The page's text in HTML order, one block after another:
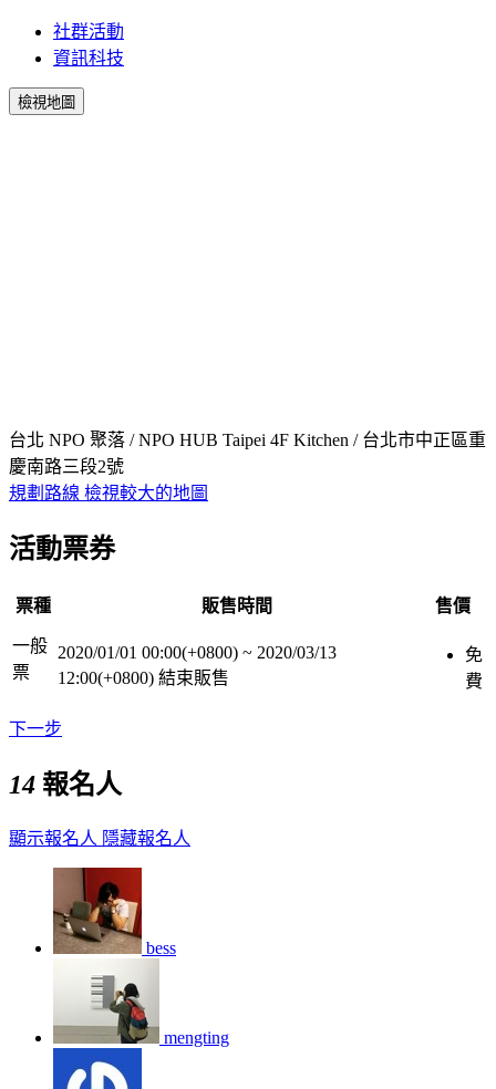
社群活動
資訊科技
檢視地圖
台北 NPO 聚落 / NPO HUB Taipei 4F Kitchen / 台北市中正區重
慶南路三段2號
規劃路線 檢視較大的地圖
活動票券
票種 販售時間 售價
一般
票
2020/01/01 00:00(+0800) ~ 2020/03/13
12:00(+0800) 結束販售
免
費
下一步
14 報名人
顯示報名人 隱藏報名人
bess
mengting